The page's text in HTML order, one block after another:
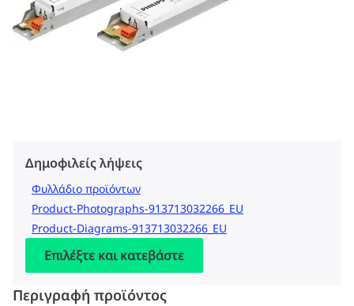
Δημοφιλείς λήψεις
Φυλλάδιο προϊόντων
Product-Photographs-913713032266_EU
Product-Diagrams-913713032266_EU
Επιλέξτε και κατεβάστε
Περιγραφή προϊόντος